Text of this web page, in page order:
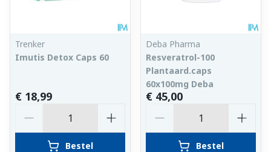
Trenker
Imutis Detox Caps 60
€ 18,99
Bestel
Deba Pharma
Resveratrol-100
Plantaard.caps
60x100mg Deba
€ 45,00
Bestel